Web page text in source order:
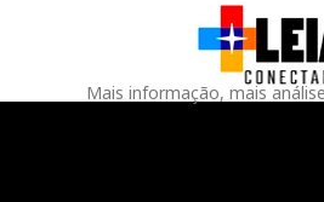
Mais informação, mais